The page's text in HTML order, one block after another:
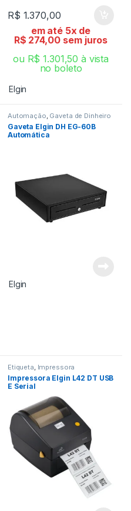
R$ 1.370,00
em até 5x de
R$ 274,00 sem juros
ou R$ 1.301,50 à vista
no boleto
Elgin
Automação, Gaveta de Dinheiro
Gaveta Elgin DH EG-60B
Automática
Elgin
Etiqueta Impressora
Impressora Elgin L42 DT USB
E Serial